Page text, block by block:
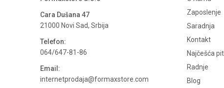
Cara Dušana 47
21000 Novi Sad, Srbija
Telefon:
064/647-81-86
Email:
internetprodaja@formaxstore.com
Zaposlenje
Saradnja
Kontakt
Najčešća
Radnje
Blog